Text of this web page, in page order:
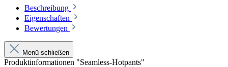
Beschreibung
Eigenschaften
Bewertungen
Menü schließen
Produktinformationen "Seamless-Hotpants"